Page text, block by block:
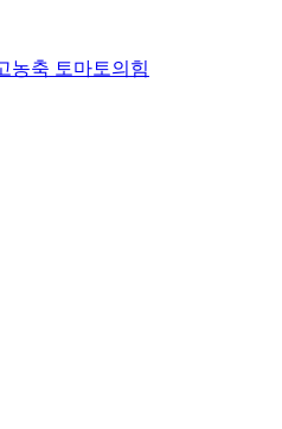
농축 토마토의힘